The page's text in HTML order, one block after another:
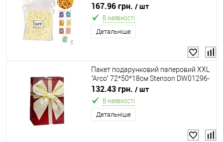
R96458
167.96 грн. / шт
В наявності
Детальніше
Пакет подарунковий паперовий XXL
"Arco" 72*50*18см Stenson DW01296-
XXL
132.43 грн. / шт
В наявності
Детальніше